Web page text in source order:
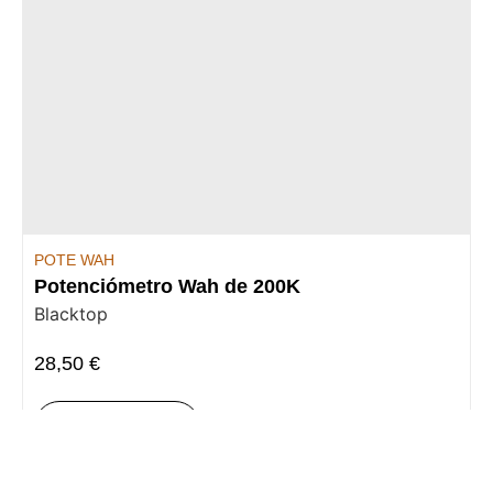
POTE WAH
Potenciómetro Wah de 200K
Blacktop
28,50 €